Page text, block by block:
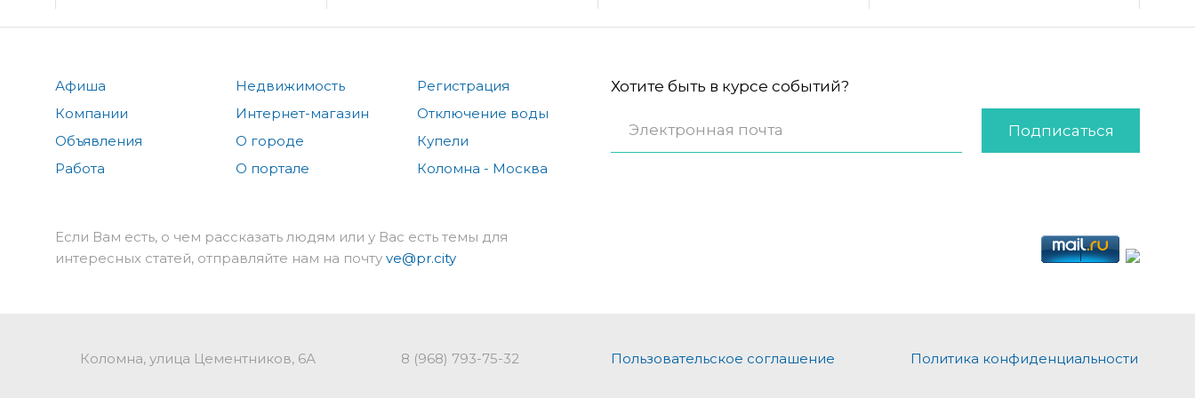
Афиша
Компании
Объявления
Работа
Недвижимость
Интернет-магазин
О городе
О портале
Регистрация
Отключение воды
Купели
Коломна - Москва
Хотите быть в курсе событий?
Подписаться
Если Вам есть, о чем рассказать людям или у Вас есть темы для
интересных статей, отправляйте нам на почту ve@pr.city
Коломна, улица Цементников, 6А 8 (968) 793-75-32 Пользовательское соглашение Политика конфиденциальности